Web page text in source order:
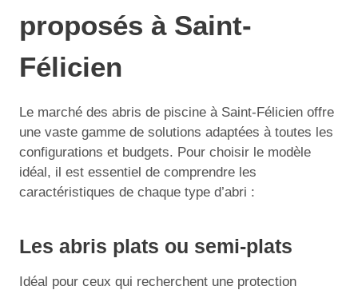
proposés à Saint-
Félicien
Le marché des abris de piscine à Saint-Félicien offre
une vaste gamme de solutions adaptées à toutes les
configurations et budgets. Pour choisir le modèle
idéal, il est essentiel de comprendre les
caractéristiques de chaque type d’abri :
Les abris plats ou semi-plats
Idéal pour ceux qui recherchent une protection